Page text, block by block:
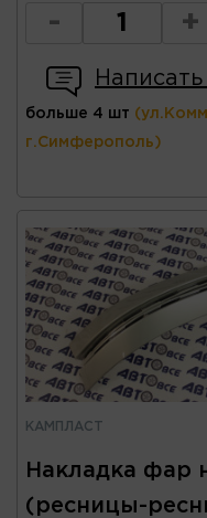
- +
больше 4 шт
г.Симферополь)
КАМПЛАСТ
Накладка фар
(ресницы-